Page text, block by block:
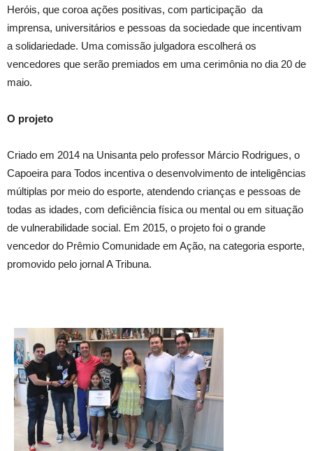
Heróis, que coroa ações positivas, com participação da
imprensa, universitários e pessoas da sociedade que incentivam
a solidariedade. Uma comissão julgadora escolherá os
vencedores que serão premiados em uma cerimônia no dia 20 de
maio.
O projeto
Criado em 2014 na Unisanta pelo professor Márcio Rodrigues, o
Capoeira para Todos incentiva o desenvolvimento de inteligências
múltiplas por meio do esporte, atendendo crianças e pessoas de
todas as idades, com deficiência física ou mental ou em situação
de vulnerabilidade social. Em 2015, o projeto foi o grande
vencedor do Prêmio Comunidade em Ação, na categoria esporte,
promovido pelo jornal A Tribuna.